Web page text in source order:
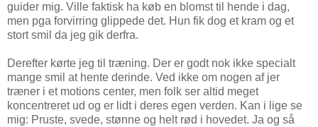
guider mig. Ville faktisk ha køb en blomst til hende i dag,
men pga forvirring glippede det. Hun fik dog et kram og et
stort smil da jeg gik derfra.
Derefter kørte jeg til træning. Der er godt nok ikke specialt
mange smil at hente derinde. Ved ikke om nogen af jer
træner i et motions center, men folk ser altid meget
koncentreret ud og er lidt i deres egen verden. Kan i lige se
mig: Pruste, svede, stønne og helt rød i hovedet. Ja og så